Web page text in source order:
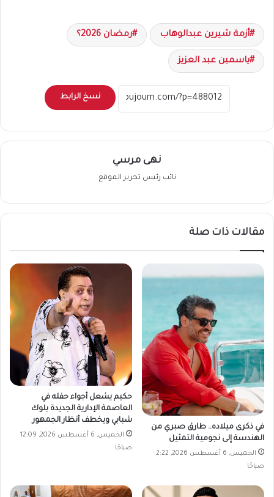
أزمة شيرين عبدالوهاب رمضان 2026؟
ياسمين عبد العزيز
نسخ الرابط
نهى مرسي
نائب رئيس تحرير الموقع
مقالات ذات صلة
في ذكرى ميلاده.. طارق صبري من
الهندسة إلى نجومية التمثيل
الخميس, 6 أغسطس 2026, 2:22
صباحًا
حكيم يشعل أجواء حفله في
العاصمة الإدارية الجديدة بلوك
شبابي ويخطف أنظار الجمهور
الخميس, 6 أغسطس 2026, 12:09
صباحًا